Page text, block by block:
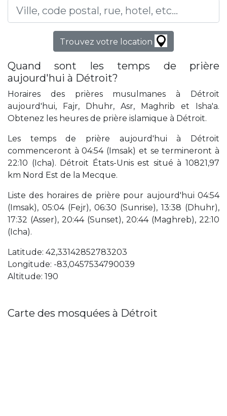
Trouvez votre location
Quand sont les temps de prière
aujourd'hui à Détroit?
Horaires des prières musulmanes à Détroit
aujourd'hui, Fajr, Dhuhr, Asr, Maghrib et Isha'a.
Obtenez les heures de prière islamique à Détroit.
Les temps de prière aujourd'hui à Détroit
commenceront à 04:54 (Imsak) et se termineront à
22:10 (Icha). Détroit États-Unis est situé à 10821,97
km Nord Est de la Mecque.
Liste des horaires de prière pour aujourd'hui 04:54
(Imsak), 05:04 (Fejr), 06:30 (Sunrise), 13:38 (Dhuhr),
17:32 (Asser), 20:44 (Sunset), 20:44 (Maghreb), 22:10
(Icha).
Latitude: 42,33142852783203
Longitude: -83,0457534790039
Altitude: 190
Carte des mosquées à Détroit